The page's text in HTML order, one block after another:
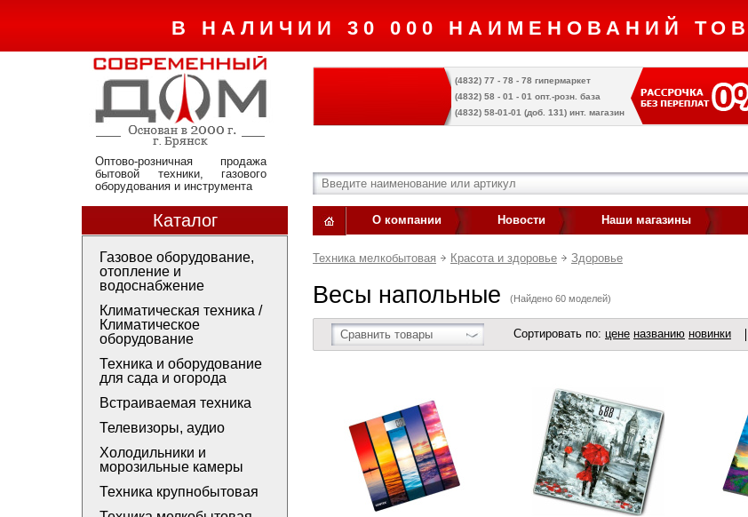
В НАЛИЧИИ 30 000 НАИМЕНОВАНИЙ
Оптово-розничная продажа
бытовой техники, газового
оборудования и инструмента
(4832) 77 - 78 - 78 гипермаркет
(4832) 58 - 01 - 01 опт.-розн. база
(4832) 58-01-01 (доб. 131) инт. магазин
Каталог
Газовое оборудование,
отопление и
водоснабжение
Климатическая техника /
Климатическое
оборудование
Техника и оборудование
для сада и огорода
Встраиваемая техника
Телевизоры, аудио
Холодильники и
морозильные камеры
Техника крупнобытовая
О компании Новости Наши магазины
Техника мелкобытовая Красота и здоровье Здоровье
Весы напольные (Найдено 60 моделей)
Сравнить товары Сортировать по: цене названию новинки